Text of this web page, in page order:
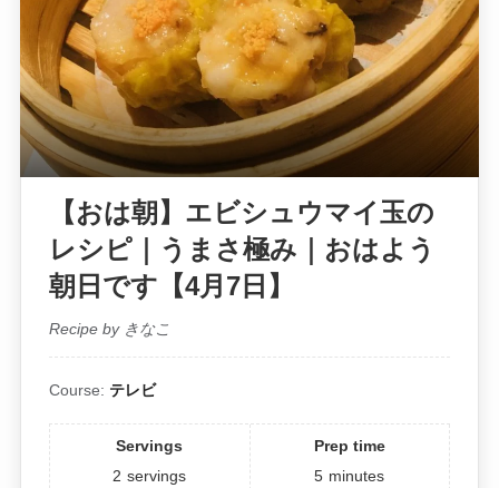
【おは朝】エビシュウマイ玉の
レシピ｜うまさ極み｜おはよう
朝日です【4月7日】
Recipe by きなこ
Course: テレビ
Servings
2 servings
Prep time
5 minutes